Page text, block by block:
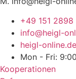
+49 151
info@heigl-
heigl-online.de
Mon - Fri:
Kooperationen